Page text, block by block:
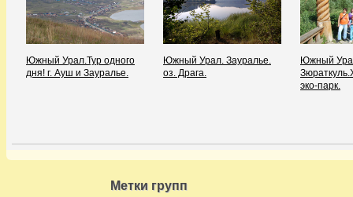
Южный Урал.Тур одного
дня! г. Ауш и Зауралье.
Южный Урал. Зауралье.
оз. Драга.
Южный
эко-парк.
Метки групп